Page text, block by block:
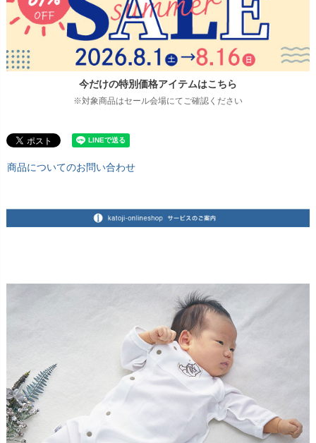
今だけの特別価格アイテムはこちら
※対象商品はセール会場にてご確認ください
商品についてのお問い合わせ